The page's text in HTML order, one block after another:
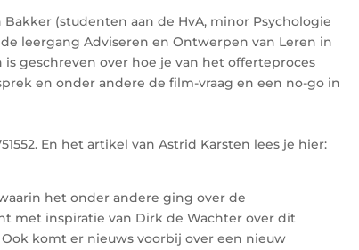
to
increase
decrease
(studenten aan de HvA, minor Psychologie
leergang Adviseren en Ontwerpen van Leren in
geschreven over hoe je van het offerteproces
en onder andere de film-vraag en een no-go in
En het artikel van Astrid Karsten lees je hier:
het onder andere ging over de
met inspiratie van Dirk de Wachter over dit
komt er nieuws voorbij over een nieuw